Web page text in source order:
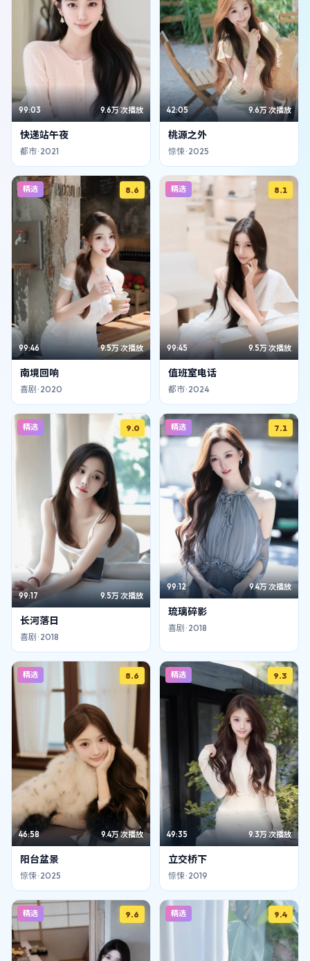
99:03 9.6万次播放
快递站午夜
都市· 2021
42:05 9.6万次播放
桃源之外
惊悚· 2025
精选 8.6
99:46 9.5万次播放
南境回响
喜剧 · 2020
精选 8.1
99:45 9.5万次播放
值班室电话
都市· 2024
精选 9.0
99:17 9.5万次播放
长河落日
喜剧 · 2018
精选 7.1
99:12 9.4万次播放
琉璃碎影
喜剧 · 2018
精选 8.6
46:58 9.4万次播放
阳台盆景
惊悚· 2025
精选 9.3
49:35 9.3万次播放
立交桥下
惊悚· 2019
精选 9.6 精选 9.4